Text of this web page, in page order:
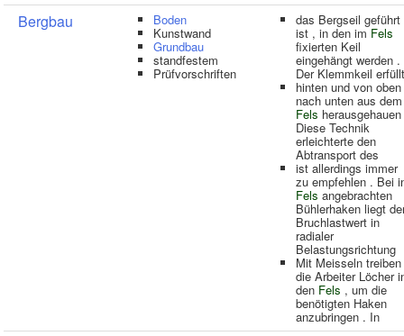
Bergbau Boden
Kunstwand
Grundbau
standfestem
Prüfvorschriften
das Bergseil geführt
ist , in den imFels
fixierten Keil
eingehängt werden .
Der Klemmkeil erfüllt
hinten und von oben
nach unten aus dem
Fels
Diese Technik
erleichterte den
Abtransport des
ist allerdings immer
zu empfehlen . Bei
Fels angebrachten
Bühlerhaken liegt
Bruchlastwert in
radialer
Belastungsrichtung
Mit Meisseln treiben
die Arbeiter Löcher
den Fels , um die
benötigten Haken
anzubringen . In